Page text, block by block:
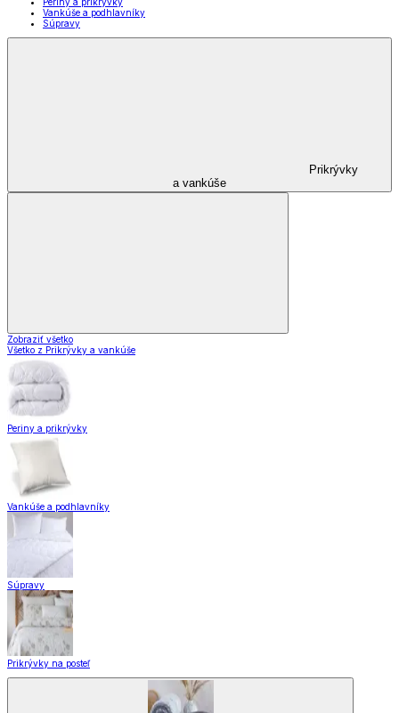
Vankúše a podhlavníky
Súpravy
Prikrývky
a vankúše
Zobraziť všetko
Všetko z Prikrývky a vankúše
Periny a prikrývky
Vankúše a podhlavníky
Súpravy
Prikrývky na posteľ